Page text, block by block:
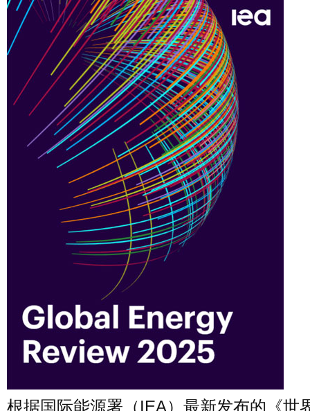
根据国际能源署（IEA）最新发布的《世